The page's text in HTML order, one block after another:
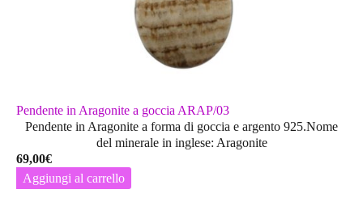
Pendente in Aragonite a goccia ARAP/03
Pendente in Aragonite a forma di goccia e argento 925.Nome
del minerale in inglese: Aragonite
69,00€
Aggiungi al carrello